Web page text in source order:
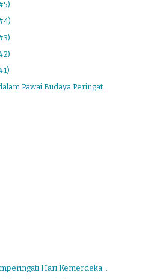
Pawai Budaya Peringat...
Hari Kemerdeka...